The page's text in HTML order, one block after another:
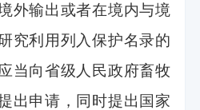
输出或者在境内与境
究利用列入保护名录的
当向省级人民政府畜牧
出申请，同时提出国家